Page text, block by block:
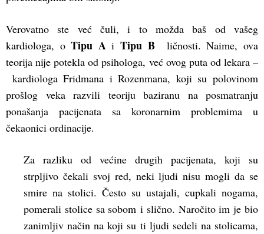
Verovatno ste već čuli, i to možda baš od vašeg
kardiologa, oTipu AiTipu Bličnosti. Naime, ova
teorija nije potekla od psihologa, već ovog puta od lekara –
kardiologa Fridmana i Rozenmana, koji su polovinom
prošlog veka razvili teoriju baziranu na posmatranju
ponašanja pacijenata sa koronarnim problemima u
čekaonici ordinacije.
Za razliku od većine drugih pacijenata, koji su
strpljivo čekali svoj red, neki ljudi nisu mogli da se
smire na stolici. Često su ustajali, cupkali nogama,
pomerali stolice sa sobom i slično. Naročito im je bio
zanimljiv način na koji su ti ljudi sedeli na stolicama,